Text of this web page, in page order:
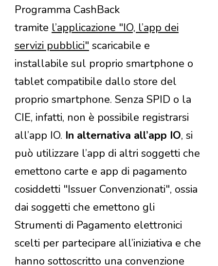
Programma CashBack
tramite l’applicazione "IO, l’app dei
servizi pubblici" scaricabile e
installabile sul proprio smartphone o
tablet compatibile dallo store del
proprio smartphone. Senza SPID o la
CIE, infatti, non è possibile registrarsi
all’app IO. In alternativa all’app IO, si
può utilizzare l’app di altri soggetti che
emettono carte e app di pagamento
cosiddetti "Issuer Convenzionati", ossia
dai soggetti che emettono gli
Strumenti di Pagamento elettronici
scelti per partecipare all’iniziativa e che
hanno sottoscritto una convenzione